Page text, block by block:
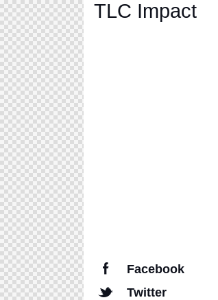
TLC Impact
Facebook
Twitter